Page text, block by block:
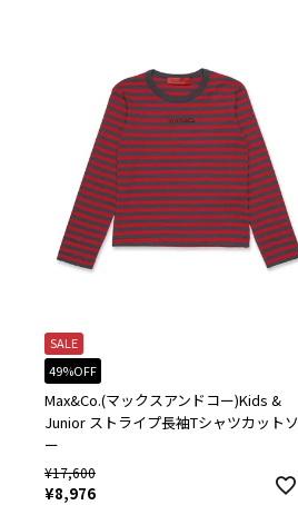
SALE
49%OFF
Max&Co.(マックスアンドコー)Kids &
Junior ストライプ長袖Tシャツカットソ
ー
¥17,600
¥8,976